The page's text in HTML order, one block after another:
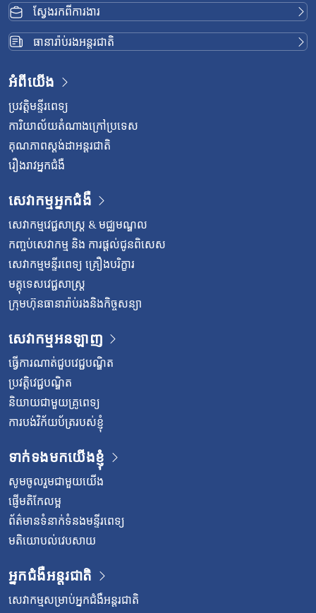
ស្វែងរកពីការងារ
ធានារ៉ាប់រងអន្តរជាតិ
អំពីយើង
ប្រវត្តិមន្ទីរពេទ្យ
ការិយាល័យតំណាងក្រៅប្រទេស
គុណភាពស្តង់ដាអន្តរជាតិ
រឿងរាវអ្នកជំងឺ
សេវាកម្មអ្នកជំងឺ
សេវាកម្មវេជ្ជសាស្រ្ត & មជ្ឈមណ្ឌល
កញ្ចប់សេវាកម្ម និង ការផ្តល់ជូនពិសេស
សេវាកម្មមន្ទីរពេទ្យ គ្រឿងបរិក្ខារ
មគ្គុទេសវេជ្ជសាស្ត្រ
ក្រុមហ៊ុនធានារ៉ាប់រងនិងកិច្ចសន្យា
សេវាកម្មអនឡាញ
ធ្វើការណាត់ជួបវេជ្ជបណ្ឌិត
ប្រវត្តិវេជ្ជបណ្ឌិត
និយាយជាមួយគ្រូពេទ្យ
ការបង់វិក័យប័ត្ររបស់ខ្ញុំ
ទាក់ទងមកយើងខ្ញុំ
សូមចូលរួមជាមួយយើង
ផ្ញើមតិកែលម្អ
ព័ត៌មានទំនាក់ទំនងមន្ទីរពេទ្យ
មតិយោបល់វេបសាយ
អ្នកជំងឺអន្តរជាតិ
សេវាកម្មសម្រាប់អ្នកជំងឺអន្តរជាតិ